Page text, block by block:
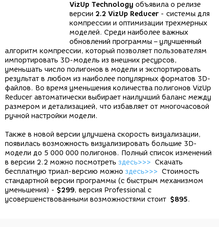
VizUp Technology объявила о релизе
версии 2.2 VizUp Reducer - системы для
компрессии и оптимизации трехмерных
моделей. Среди наиболее важных
обновлений программы – улучшенный
алгоритм компрессии, который позволяет пользователям
импортировать 3D-модель из внешних ресурсов,
уменьшать число полигонов в модели и экспортировать
результат в любом из наиболее популярных форматов 3D-
файлов. Во время уменьшения количества полигонов VizUp
Reducer автоматически выбирает наилучший баланс между
размером и детализацией, что избавляет от многочасовой
ручной настройки модели.
Также в новой версии улучшена скорость визуализации,
появилась возможность визуализировать большие 3D-
модели до 5 000 000 полигонов. Полный список изменений
в версии 2.2 можно посмотреть здесь>>> Скачать
бесплатную триал-версию можно здесь>>> Стоимость
стандартной версии программы (с быстрым механизмом
уменьшения) - $299, версия Professional с
усовершенствованными возможностями стоит $895.